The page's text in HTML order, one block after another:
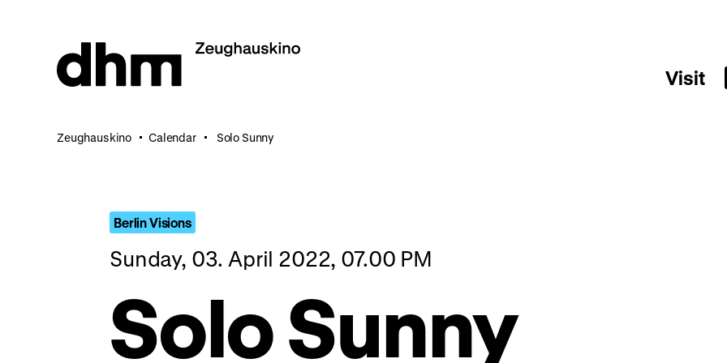
Visit
Zeughauskino Calendar Solo Sunny
Berlin Visions
Sunday, 03. April 2022, 07.00 PM
Solo Sunny